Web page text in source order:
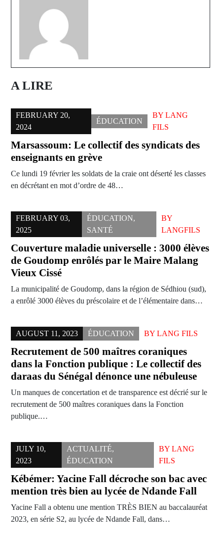
A LIRE
FEBRUARY 20,
2024
ÉDUCATION
BYLANG
FILS
Marsassoum: Le collectif des syndicats des
enseignants en grève
Ce lundi 19 février les soldats de la craie ont déserté les classes
en décrétant en mot d’ordre de 48…
FEBRUARY 03,
2025
ÉDUCATION,
SANTÉ
BY
LANGFILS
Couverture maladie universelle : 3000 élèves
de Goudomp enrôlés par le Maire Malang
Vieux Cissé
La municipalité de Goudomp, dans la région de Sédhiou (sud),
a enrôlé 3000 élèves du préscolaire et de l’élémentaire dans…
AUGUST 11, 2023 ÉDUCATION BY LANG FILS
Recrutement de 500 maîtres coraniques
dans la Fonction publique : Le collectif des
daraas du Sénégal dénonce une nébuleuse
Un manques de concertation et de transparence est décrié sur le
recrutement de 500 maîtres coraniques dans la Fonction
publique.…
JULY 10,
2023
ACTUALITÉ,
ÉDUCATION
BYLANG
FILS
Kébémer: Yacine Fall décroche son bac avec
mention très bien au lycée de Ndande Fall
Yacine Fall a obtenu une mention TRÈS BIEN au baccalauréat
2023, en série S2, au lycée de Ndande Fall, dans…